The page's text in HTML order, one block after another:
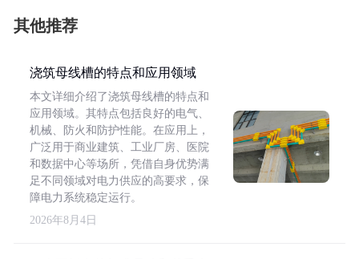
其他推荐
浇筑母线槽的特点和应用领域
本文详细介绍了浇筑母线槽的特点和
应用领域。其特点包括良好的电气、
机械、防火和防护性能。在应用上，
广泛用于商业建筑、工业厂房、医院
和数据中心等场所，凭借自身优势满
足不同领域对电力供应的高要求，保
障电力系统稳定运行。
2026年8月4日